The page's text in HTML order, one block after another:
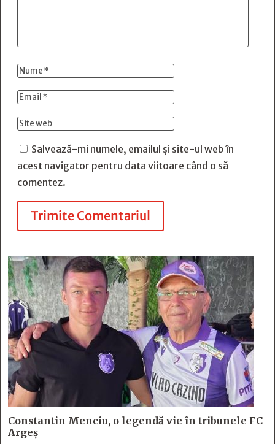
Salvează-mi numele, emailul și site-ul web în
acest navigator pentru data viitoare când o să
comentez.
Trimite Comentariul
Constantin Menciu, o legendă vie în tribunele FC
Argeș